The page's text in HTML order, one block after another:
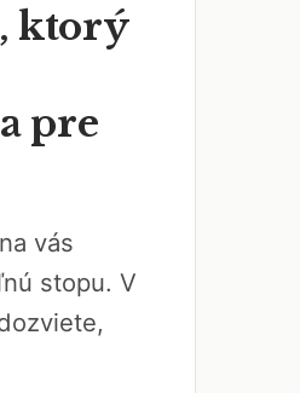
ktorý
pre
vás
stopu. V